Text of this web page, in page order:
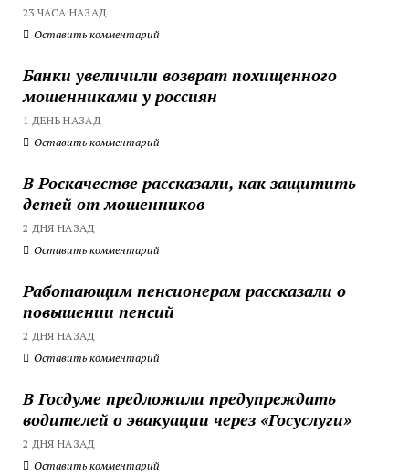
23 ЧАСА НАЗАД
Оставить комментарий
Банки увеличили возврат похищенного
мошенниками у россиян
1 ДЕНЬ НАЗАД
Оставить комментарий
В Роскачестве рассказали, как защитить
детей от мошенников
2 ДНЯ НАЗАД
Оставить комментарий
Работающим пенсионерам рассказали о
повышении пенсий
2 ДНЯ НАЗАД
Оставить комментарий
В Госдуме предложили предупреждать
водителей о эвакуации через «Госуслуги»
2 ДНЯ НАЗАД
Оставить комментарий